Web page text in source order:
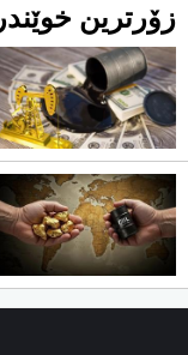
زۆرترین